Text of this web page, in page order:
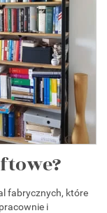
fabrycznych, które
i